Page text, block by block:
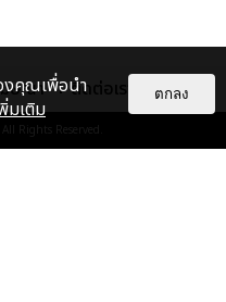
ชวนแดนซ์ ปลุกพลังสาวแซ่บใน
งใหม่ REMEDIED ก่อนเจอตัว
งที่เมืองไทย 29 ส.ค. นี้
ษณา ติดต่อเรา
All Rights Reserved.
งคุณเพื่อนำ
มเติม
ตกลง